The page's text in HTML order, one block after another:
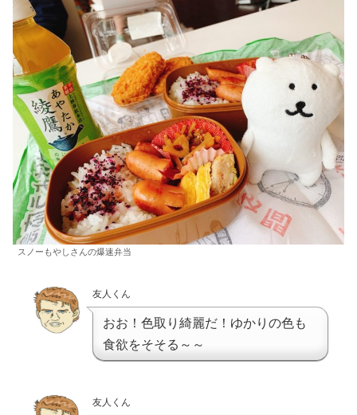
スノーもやしさんの爆速弁当
友人くん
おお！色取り綺麗だ！ゆかりの色も
食欲をそそる～～
友人くん